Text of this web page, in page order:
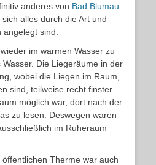
anderes von Bad Blumau
alles durch die Art und
sind.
im warmen Wasser zu
Die Liegeräume in der
wobei die Liegen im Raum,
sind, teilweise recht finster
möglich war, dort nach der
zu lesen. Deswegen waren
im Ruheraum
Therme war auch